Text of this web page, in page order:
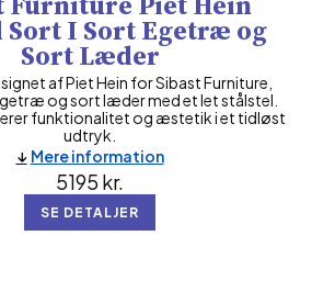
Sort I Sort Egetræ og
Sort Læder
af Piet Hein for Sibast Furniture,
og sort læder med et let stålstel.
funktionalitet og æstetik i et tidløst
udtryk.
5195 kr.
SE DETALJER
Mere information